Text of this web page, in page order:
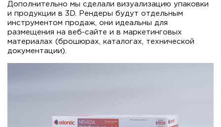
Дополнительно мы сделали визуализацию упаковки
и продукции в 3D. Рендеры будут отдельным
инструментом продаж, они идеальны для
размещения на веб-сайте и в маркетинговых
материалах (брошюрах, каталогах, технической
документации).